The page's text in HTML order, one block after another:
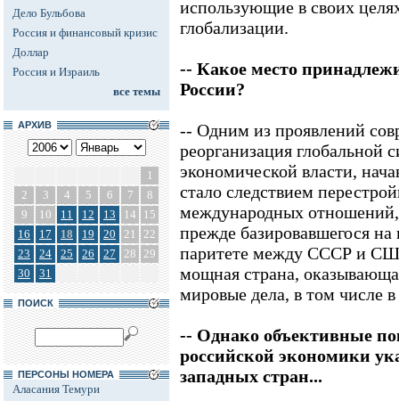
Дело Бульбова
Россия и финансовый кризис
Доллар
Россия и Израиль
все темы
АРХИВ
1
2
3 4 5 6 7
8
9
10 11 12 13 14
15
16
17 18 19 20 21
22
23
24 25 26 27 28 29
30
31
ПОИСК
ПЕРСОНЫ НОМЕРА
Аласания Темури
использующие в своих
глобализации.
-- Какое место
России?
-- Одним из проявлений
реорганизация глобальной
экономической власти,
стало следствием
международных
прежде базировавшегося
паритете между СССР и
мощная страна,
мировые дела, в том числе
-- Однако объективные
российской экономики
западных стран...